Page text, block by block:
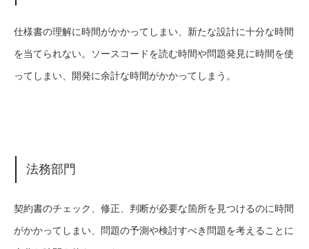
仕様書の理解に時間がかかってしまい、新たな設計に十分な時間
を当てられない。ソースコードを読む時間や問題発見に時間を使
ってしまい、開発に余計な時間がかかってしまう。
法務部門
契約書のチェック、修正、判断が必要な箇所を見つけるのに時間
がかかってしまい、問題の予測や検討すべき問題を考えることに
電話する